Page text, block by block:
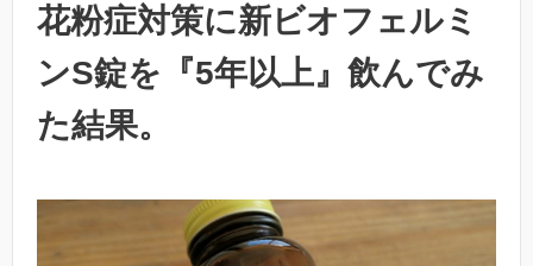
花粉症対策に新ビオフェルミ
ンS錠を『5年以上』飲んでみ
た結果。